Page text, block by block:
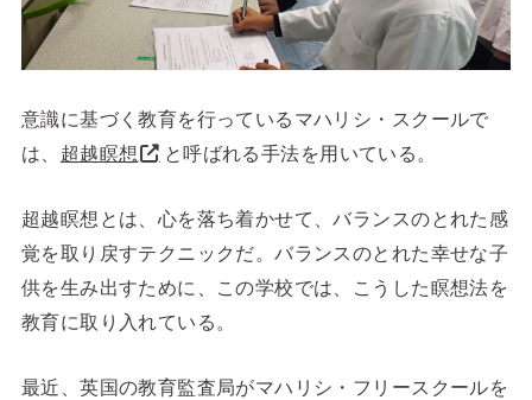
意識に基づく教育を行っているマハリシ・スクールで
は、 超越瞑想 と呼ばれる手法を用いている。
超越瞑想とは、心を落ち着かせて、バランスのとれた感
覚を取り戻すテクニックだ。バランスのとれた幸せな子
供を生み出すために、この学校では、こうした瞑想法を
教育に取り入れている。
最近、英国の教育監査局がマハリシ・フリースクールを